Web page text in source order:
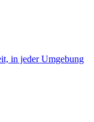
in jeder Umgebung